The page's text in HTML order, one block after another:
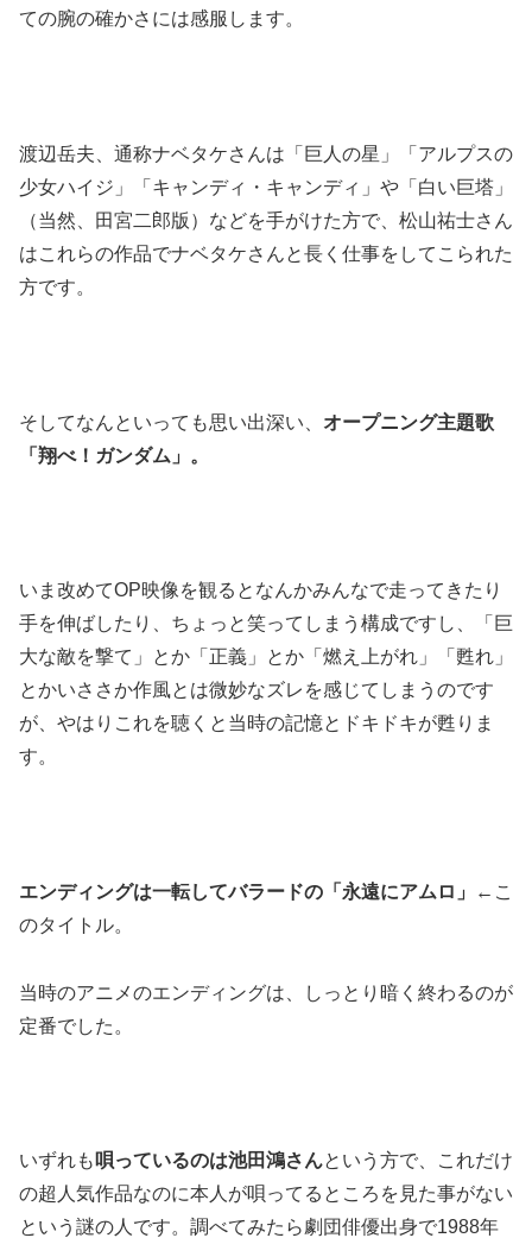
ての腕の確かさには感服します。
渡辺岳夫、通称ナベタケさんは「巨人の星」「アルプスの
少女ハイジ」「キャンディ・キャンディ」や「白い巨塔」
（当然、田宮二郎版）などを手がけた方で、松山祐士さん
はこれらの作品でナベタケさんと長く仕事をしてこられた
方です。
そしてなんといっても思い出深い、 オープニング主題歌
「翔べ！ガンダム」。
いま改めてOP映像を観るとなんかみんなで走ってきたり
手を伸ばしたり、ちょっと笑ってしまう構成ですし、「巨
大な敵を撃て」とか「正義」とか「燃え上がれ」「甦れ」
とかいささか作風とは微妙なズレを感じてしまうのです
が、やはりこれを聴くと当時の記憶とドキドキが甦りま
す。
エンディングは一転してバラードの「永遠にアムロ」
←こ
のタイトル。
当時のアニメのエンディングは、しっとり暗く終わるのが
定番でした。
いずれも 唄っているのは池田鴻さんという方で、これだけ
の超人気作品なのに本人が唄ってるところを見た事がない
という謎の人です。調べてみたら劇団俳優出身で1988年